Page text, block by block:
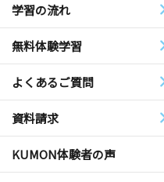
学習の流れ
無料体験学習
よくあるご質問
資料請求
KUMON体験者の声